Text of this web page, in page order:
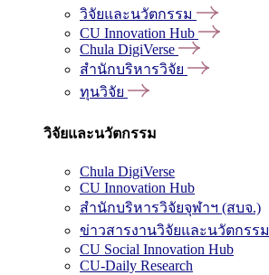
วิจัยและนวัตกรรม
CU Innovation Hub
Chula DigiVerse
สำนักบริหารวิจัย
ทุนวิจัย
วิจัยและนวัตกรรม
Chula DigiVerse
CU Innovation Hub
สำนักบริหารวิจัยจุฬาฯ (สบจ.)
ข่าวสารงานวิจัยและนวัตกรรม
CU Social Innovation Hub
CU-Daily Research